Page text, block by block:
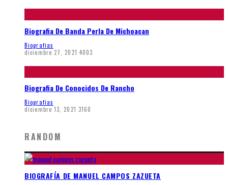
Biografia De Banda Perla De Michoacan
Biografias
diciembre 27, 2021 4003
Biografia De Conocidos De Rancho
Biografias
diciembre 13, 2021 3160
RANDOM
BIOGRAFÍA DE MANUEL CAMPOS ZAZUETA